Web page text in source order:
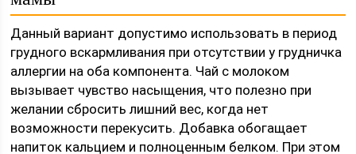
Данный вариант допустимо использовать в период
грудного вскармливания при отсутствии у грудничка
аллергии на оба компонента. Чай с молоком
вызывает чувство насыщения, что полезно при
желании сбросить лишний вес, когда нет
возможности перекусить. Добавка обогащает
напиток кальцием и полноценным белком. При этом